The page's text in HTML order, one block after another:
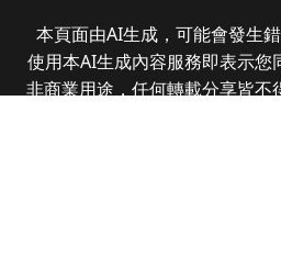
本頁面由AI生成，可能會發生
使用本AI生成內容服務即表示您
非商業用途，任何轉載分享皆不